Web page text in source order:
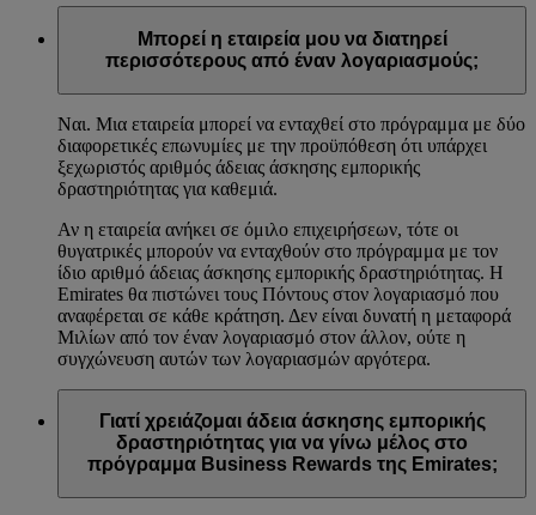
Μπορεί η εταιρεία μου να διατηρεί
περισσότερους από έναν λογαριασμούς;
Ναι. Μια εταιρεία μπορεί να ενταχθεί στο πρόγραμμα με δύο
διαφορετικές επωνυμίες με την προϋπόθεση ότι υπάρχει
ξεχωριστός αριθμός άδειας άσκησης εμπορικής
δραστηριότητας για καθεμιά.
Αν η εταιρεία ανήκει σε όμιλο επιχειρήσεων, τότε οι
θυγατρικές μπορούν να ενταχθούν στο πρόγραμμα με τον
ίδιο αριθμό άδειας άσκησης εμπορικής δραστηριότητας. Η
Emirates θα πιστώνει τους Πόντους στον λογαριασμό που
αναφέρεται σε κάθε κράτηση. Δεν είναι δυνατή η μεταφορά
Μιλίων από τον έναν λογαριασμό στον άλλον, ούτε η
συγχώνευση αυτών των λογαριασμών αργότερα.
Γιατί χρειάζομαι άδεια άσκησης εμπορικής
δραστηριότητας για να γίνω μέλος στο
πρόγραμμα Business Rewards της Emirates;